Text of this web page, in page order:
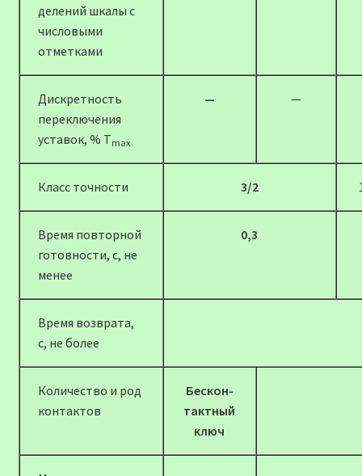
делений шкалы с
числовыми
отметками
Дискретность
переключения
уставок, % Tmax
— —
Класс точности 3/2
Время повторной
готовности, с, не
менее
0,3
Время возврата,
с, не более
Количество и род
контактов
Бескон-
тактный
ключ